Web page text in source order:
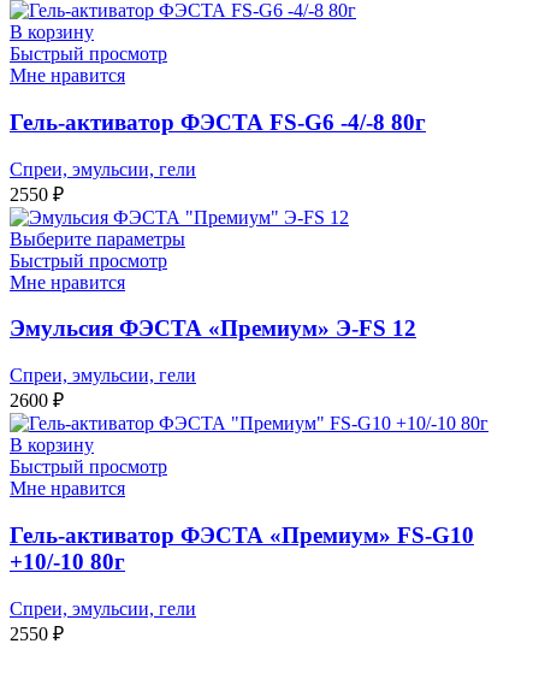
В корзину
Быстрый просмотр
Мне нравится
Гель-активатор ФЭСТА FS-G6 -4/-8 80г
Спреи, эмульсии, гели
2550 ₽
Выберите параметры
Быстрый просмотр
Мне нравится
Эмульсия ФЭСТА «Премиум» Э-FS 12
Спреи, эмульсии, гели
2600 ₽
В корзину
Быстрый просмотр
Мне нравится
Гель-активатор ФЭСТА «Премиум» FS-G10
+10/-10 80г
Спреи, эмульсии, гели
2550 ₽